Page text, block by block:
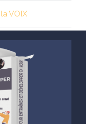
VOIX